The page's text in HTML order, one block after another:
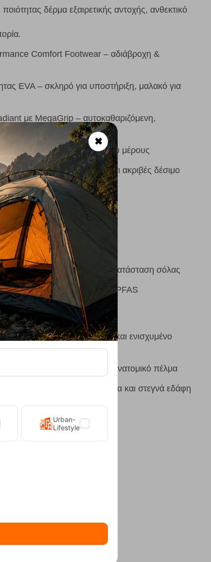
δέρμα εξαιρετικής αντοχής, ανθεκτικό
Comfort Footwear – αδιάβροχη &
EVA – σκληρό για υποστήριξη, μαλακό για
με MegaGrip – αυτοκαθαριζόμενη,
για προστασία μπροστινού μέρους
hardware για γρήγορο και ακριβές δέσιμο
42)
μπορεί να δεχθεί αντικατάσταση σόλας
Δέρμα Oeko-Tex, χωρίς PFAS
Water-resistant δέρμα και ενισχυμένο
πυκνότητας μεσόσολα και ανατομικό πέλμα
MegaGrip σόλα για βρεγμένα και στεγνά εδάφη
✖
Urban-
Lifestyle